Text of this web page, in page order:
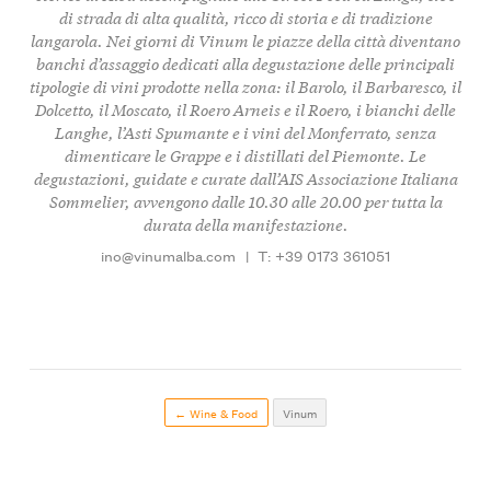
di strada di alta qualità, ricco di storia e di tradizione
langarola. Nei giorni di Vinum le piazze della città diventano
banchi d’assaggio dedicati alla degustazione delle principali
tipologie di vini prodotte nella zona: il Barolo, il Barbaresco, il
Dolcetto, il Moscato, il Roero Arneis e il Roero, i bianchi delle
Langhe, l’Asti Spumante e i vini del Monferrato, senza
dimenticare le Grappe e i distillati del Piemonte. Le
degustazioni, guidate e curate dall’AIS Associazione Italiana
Sommelier, avvengono dalle 10.30 alle 20.00 per tutta la
durata della manifestazione.
ino@vinumalba.com | T: +39 0173 361051
← Wine & Food Vinum